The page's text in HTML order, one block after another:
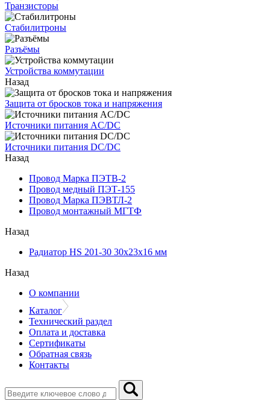
Транзисторы
Стабилитроны
Разъёмы
Устройства коммутации
Назад
Защита от бросков тока и напряжения
Источники питания AC/DC
Источники питания DC/DC
Назад
Провод Марка ПЭТВ-2
Провод медный ПЭТ-155
Провод Марка ПЭВТЛ-2
Провод монтажный МГТФ
Назад
Радиатор HS 201-30 30х23х16 мм
Назад
О компании
Каталог
Технический раздел
Оплата и доставка
Сертификаты
Обратная связь
Контакты